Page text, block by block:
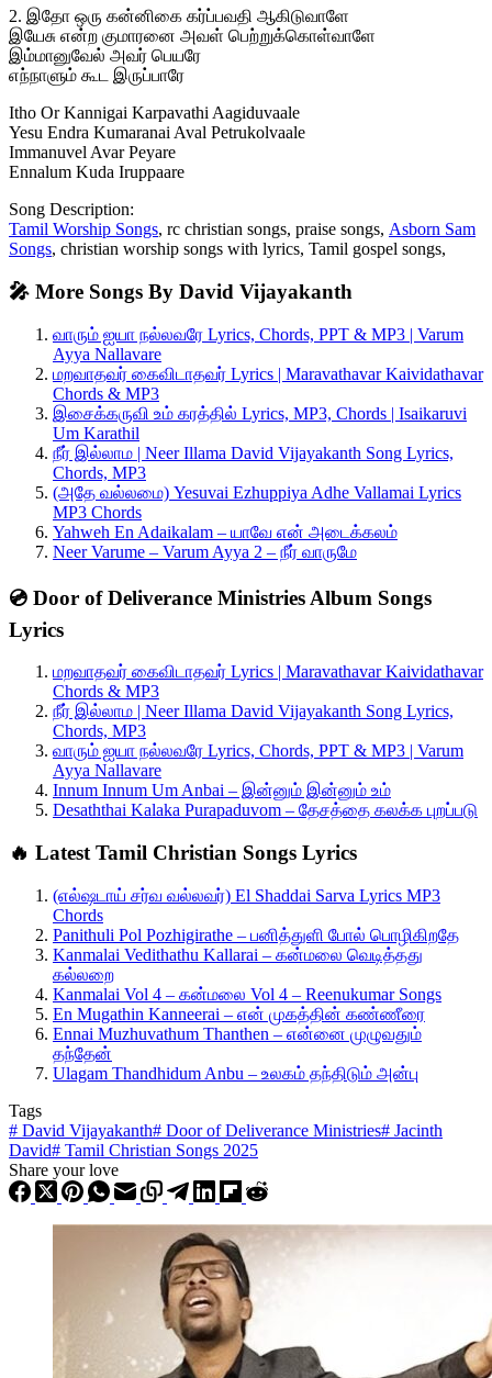
2. இதோ ஒரு கன்னிகை கர்ப்பவதி ஆகிடுவாளே
இயேசு என்ற குமாரனை அவள் பெற்றுக்கொள்வாளே
இம்மானுவேல் அவர் பெயரே
எந்நாளும் கூட இருப்பாரே
Itho Or Kannigai Karpavathi Aagiduvaale
Yesu Endra Kumaranai Aval Petrukolvaale
Immanuvel Avar Peyare
Ennalum Kuda Iruppaare
Song Description:
Tamil Worship Songs, rc christian songs, praise songs, Asborn Sam
Songs, christian worship songs with lyrics, Tamil gospel songs,
🎤 More Songs By David Vijayakanth
வாரும் ஐயா நல்லவரே Lyrics, Chords, PPT & MP3 | Varum
Ayya Nallavare
மறவாதவர் கைவிடாதவர் Lyrics | Maravathavar Kaividathavar
Chords & MP3
இசைக்கருவி உம் கரத்தில் Lyrics, MP3, Chords | Isaikaruvi
Um Karathil
நீர் இல்லாம | Neer Illama David Vijayakanth Song Lyrics,
Chords, MP3
(அதே வல்லமை) Yesuvai Ezhuppiya Adhe Vallamai Lyrics
MP3 Chords
Yahweh En Adaikalam – யாவே என் அடைக்கலம்
Neer Varume – Varum Ayya 2 – நீர் வாருமே
💿 Door of Deliverance Ministries Album Songs
Lyrics
மறவாதவர் கைவிடாதவர் Lyrics | Maravathavar Kaividathavar
Chords & MP3
நீர் இல்லாம | Neer Illama David Vijayakanth Song Lyrics,
Chords, MP3
வாரும் ஐயா நல்லவரே Lyrics, Chords, PPT & MP3 | Varum
Ayya Nallavare
Innum Innum Um Anbai – இன்னும் இன்னும் உம்
Desaththai Kalaka Purapaduvom – தேசத்தை கலக்க புறப்படு
🔥 Latest Tamil Christian Songs Lyrics
(எல்ஷடாய் சர்வ வல்லவர்) El Shaddai Sarva Lyrics MP3
Chords
Panithuli Pol Pozhigirathe – பனித்துளி போல் பொழிகிறதே
Kanmalai Vedithathu Kallarai – கன்மலை வெடித்தது
கல்லறை
Kanmalai Vol 4 – கன்மலை Vol 4 – Reenukumar Songs
En Mugathin Kanneerai – என் முகத்தின் கண்ணீரை
Ennai Muzhuvathum Thanthen – என்னை முழுவதும்
தந்தேன்
Ulagam Thandhidum Anbu – உலகம் தந்திடும் அன்பு
Tags
# David Vijayakanth# Door of Deliverance Ministries# Jacinth
David# Tamil Christian Songs 2025
Share your love